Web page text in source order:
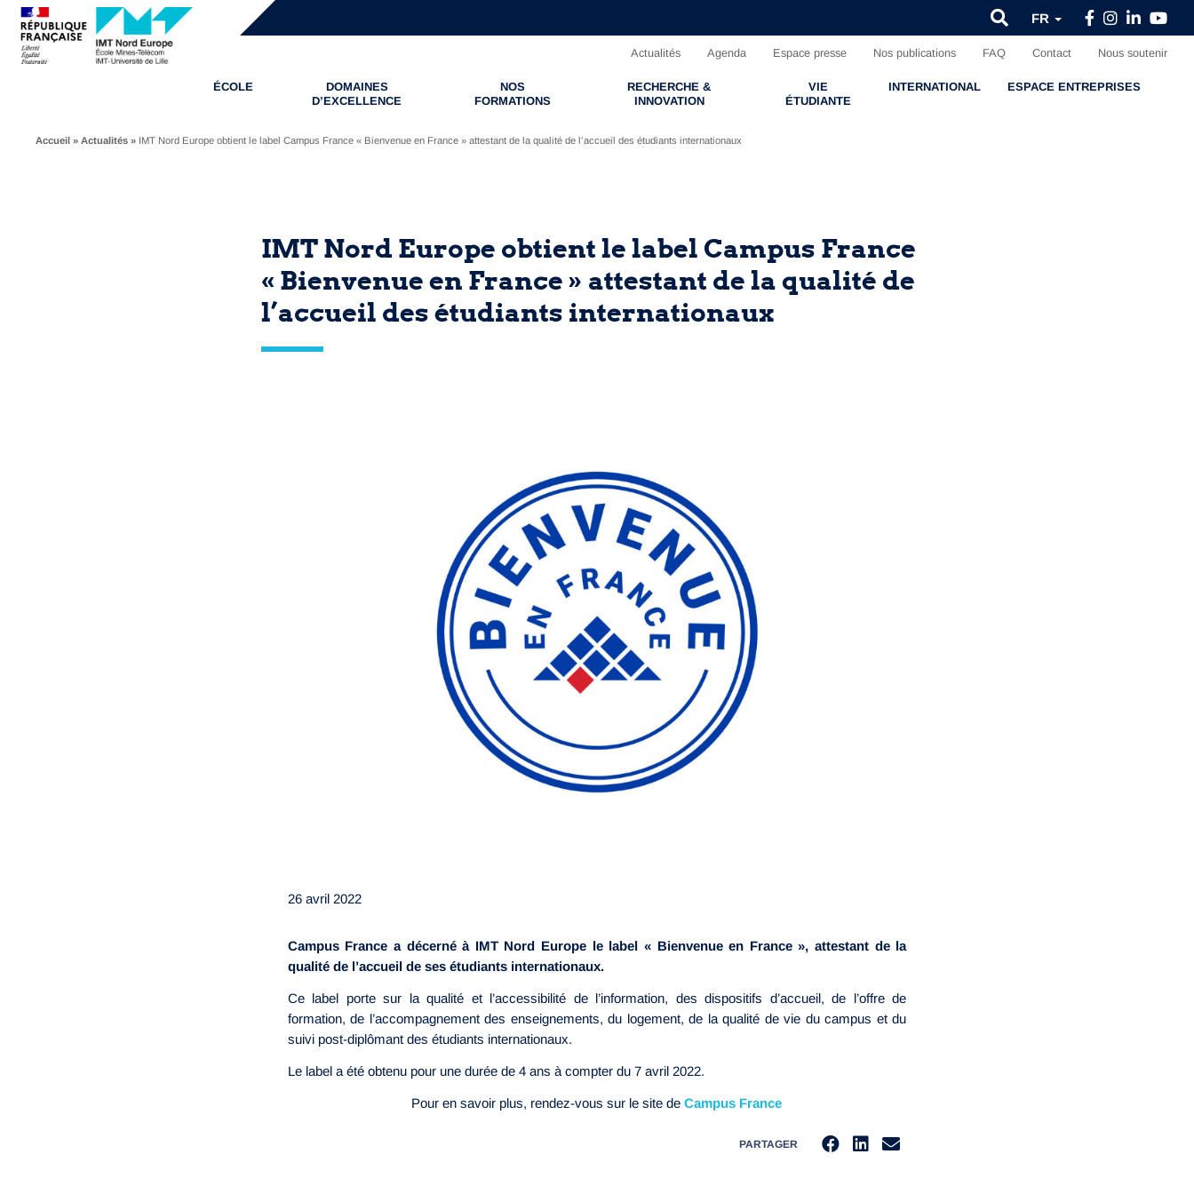
Actualités Agenda Espace presse Nos publications FAQ Contact Nous soutenir
ÉCOLE
DOMAINES
D’EXCELLENCE
NOS
FORMATIONS
RECHERCHE &
INNOVATION
VIE
ÉTUDIANTE
INTERNATIONAL ESPACE ENTREPRISES
FR
Accueil » Actualités » IMT Nord Europe obtient le label Campus France « Bienvenue en France » attestant de la qualité de l’accueil des étudiants internationaux
IMT Nord Europe obtient le label Campus France
« Bienvenue en France » attestant de la qualité de
l’accueil des étudiants internationaux
26 avril 2022
Campus France a décerné à IMT Nord Europe le label « Bienvenue en France », attestant de la
qualité de l’accueil de ses étudiants internationaux.
Ce label porte sur la qualité et l’accessibilité de l’information, des dispositifs d’accueil, de l’offre de
formation, de l’accompagnement des enseignements, du logement, de la qualité de vie du campus et du
suivi post-diplômant des étudiants internationaux.
Le label a été obtenu pour une durée de 4 ans à compter du 7 avril 2022.
Pour en savoir plus, rendez-vous sur le site deCampus France
PARTAGER